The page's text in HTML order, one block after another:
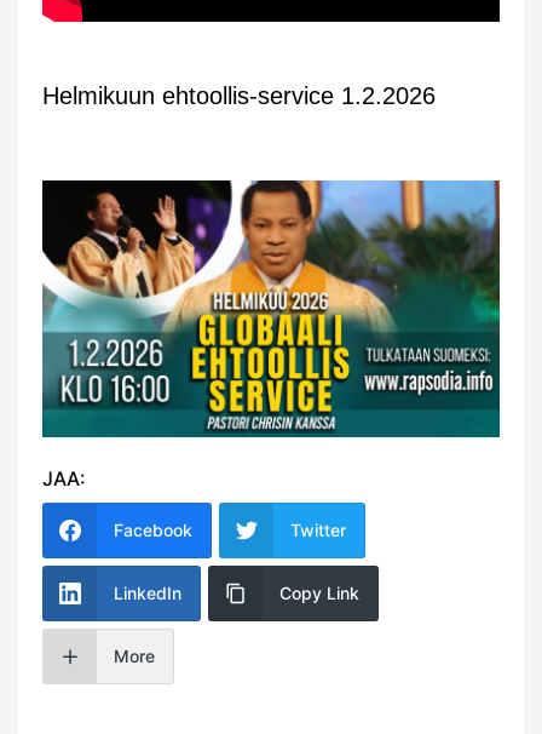
Helmikuun ehtoollis-service 1.2.2026
JAA:
Facebook Twitter
LinkedIn Copy Link
More